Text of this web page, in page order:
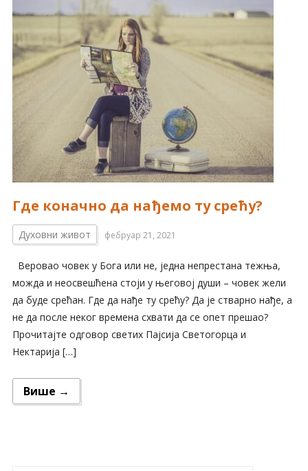
Где коначно да нађемо ту срећу?
Духовни живот фебруар 21, 2021
Веровао човек у Бога или не, једна непрестана тежња,
можда и неосвешћена стоји у његовој души – човек жели
да буде срећан. Где да нађе ту срећу? Да је стварно нађе, а
не да после неког времена схвати да се опет прешао?
Прочитајте одговор светих Пајсија Светогорца и
Нектарија […]
Више →